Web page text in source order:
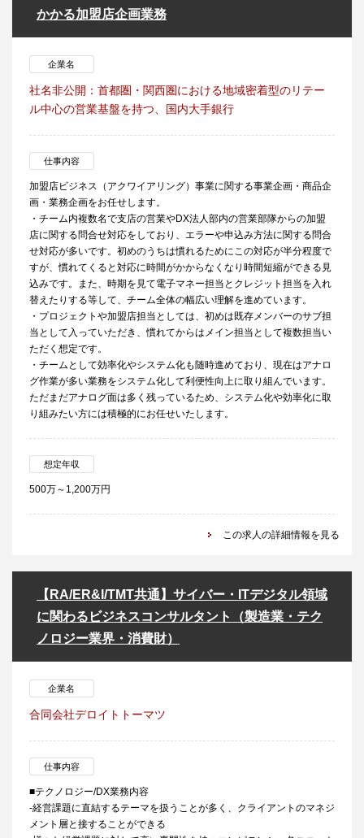
かかる加盟店企画業務
企業名
社名非公開：首都圏・関西圏における地域密着型のリテー
ル中心の営業基盤を持つ、国内大手銀行
仕事内容
加盟店ビジネス（アクワイアリング）事業に関する事業企画・商品企
画・業務企画をお任せします。
・チーム内複数名で支店の営業やDX法人部内の営業部隊からの加盟
店に関する問合せ対応をしており、エラーや申込み方法に関する問合
せ対応が多いです。初めのうちは慣れるためにこの対応が半分程度で
すが、慣れてくると対応に時間がかからなくなり時間短縮ができる見
込みです。また、時期を見て電子マネー担当とクレジット担当を入れ
替えたりする等して、チーム全体の幅広い理解を進めています。
・プロジェクトや加盟店担当としては、初めは既存メンバーのサブ担
当として入っていただき、慣れてからはメイン担当として複数担当い
ただく想定です。
・チームとして効率化やシステム化も随時進めており、現在はアナロ
グ作業が多い業務をシステム化して利便性向上に取り組んでいます。
ただまだアナログ面は多く残っているため、システム化や効率化に取
り組みたい方には積極的にお任せいたします。
想定年収
500万～1,200万円
この求人の詳細情報を見る
【RA/ER&I/TMT共通】サイバー・ITデジタル領域
に関わるビジネスコンサルタント（製造業・テク
ノロジー業界・消費財）
企業名
合同会社デロイトトーマツ
仕事内容
■テクノロジー/DX業務内容
-経営課題に直結するテーマを扱うことが多く、クライアントのマネジ
メント層と接することができる